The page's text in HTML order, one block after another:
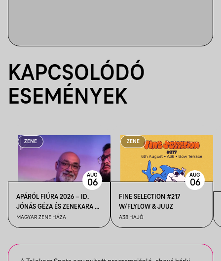
KAPCSOLÓDÓ
ESEMÉNYEK
ZENE
APÁRÓL FIÚRA 2026 – ID.
JÓNÁS GÉZA ÉS ZENEKARA &
IFJ. JÓNÁS GÉZA ÉS
ZENEKARA, VENDÉG: ROBY
MAGYAR ZENE HÁZA
AUG
06
ZENE
FINE SELECTION #217
W/FLYLOW & JUUZ
A38 HAJÓ
AUG
06